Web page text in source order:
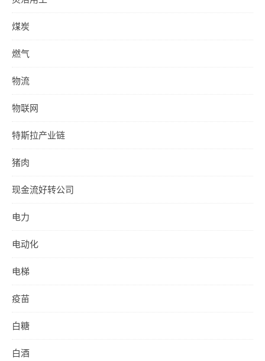
煤炭
燃气
物流
物联网
特斯拉产业链
猪肉
现金流好转公司
电力
电动化
电梯
疫苗
白糖
白酒